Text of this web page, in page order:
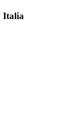
Italia